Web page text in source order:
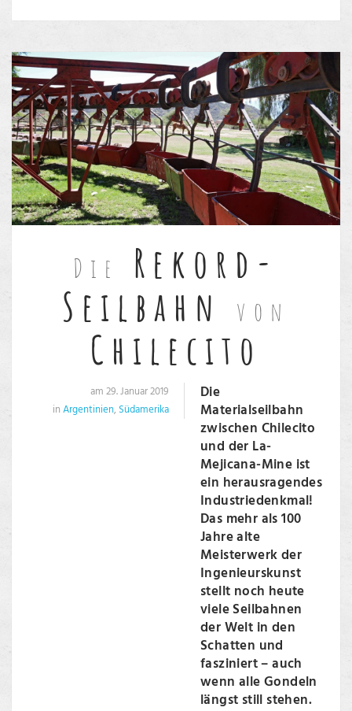
Die
Rekord-
Seilbahn
von
Chilecito
am 29. Januar 2019
inArgentinien, Südamerika
Die
Materialseilbahn
zwischen Chilecito
und der La-
Mejicana-Mine ist
ein herausragendes
Industriedenkmal!
Das mehr als 100
Jahre alte
Meisterwerk der
Ingenieurskunst
stellt noch heute
viele Seilbahnen
der Welt in den
Schatten und
fasziniert – auch
wenn alle Gondeln
längst still stehen.